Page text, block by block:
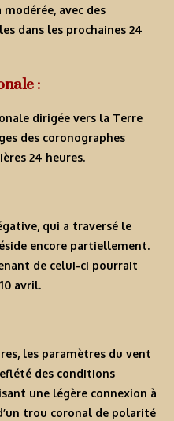
avec des
dans les prochaines 24
:
dirigée vers la Terre
des coronographes
24 heures.
qui a traversé le
encore partiellement.
de celui-ci pourrait
avril.
les paramètres du vent
des conditions
une légère connexion à
trou coronal de polarité